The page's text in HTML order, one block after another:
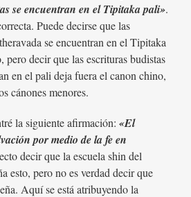
se encuentran en el Tipitaka pali».
Puede decirse que las
se encuentran en el Tipitaka
pero decir que las escrituras budistas
en el pali deja fuera el canon chino,
cánones menores.
la siguiente afirmación: «El
por medio de la fe en
decir que la escuela shin del
esto, pero no es verdad decir que
Aquí se está atribuyendo la